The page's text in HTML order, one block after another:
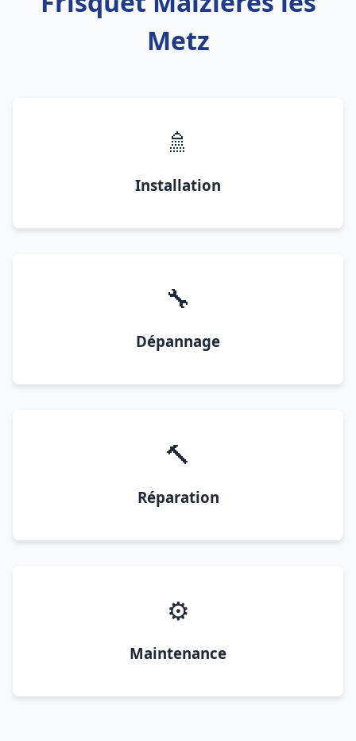
Metz
🚿
Installation
🔧
Dépannage
🔨
Réparation
⚙️
Maintenance